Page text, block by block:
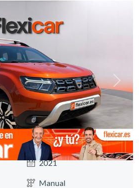
2021
Manual